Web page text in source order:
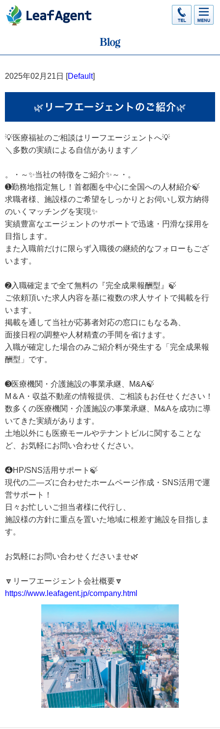
2025年02月21日 [Default]
🌿リーフエージェントのご紹介🌿
💡医療福祉のご相談はリーフエージェントへ💡
＼多数の実績による自信があります／
。・～✨当社の特徴をご紹介✨～・。
➊勤務地指定無し！首都圏を中心に全国への人材紹介🍃
求職者様、施設様のご希望をしっかりとお伺いし双方納得
のいくマッチングを実現✨
実績豊富なエージェントのサポートで迅速・円滑な採用を
目指します。
また入職前だけに限らず入職後の継続的なフォローもござ
います。
➋入職確定まで全て無料の『完全成果報酬型』🍃
ご依頼頂いた求人内容を基に複数の求人サイトで掲載を行
います。
掲載を通して当社が応募者対応の窓口にもなる為、
面接日程の調整や人材精査の手間を省けます。
入職が確定した場合のみご紹介料が発生する「完全成果報
酬型」です。
➌医療機関・介護施設の事業承継、M&A🍃
M＆A・収益不動産の情報提供、ご相談もお任せください！
数多くの医療機関・介護施設の事業承継、M&Aを成功に導
いてきた実績があります。
土地以外にも医療モールやテナントビルに関することな
ど、お気軽にお問い合わせください。
❹HP/SNS活用サポート🍃
現代の二―ズに合わせたホームページ作成・SNS活用で運
営サポート！
日々お忙しいご担当者様に代行し、
施設様の方針に重点を置いた地域に根差す施設を目指しま
す。
お気軽にお問い合わせくださいませ🌿
🔽リーフエージェント会社概要🔽
https://www.leafagent.jp/company.html